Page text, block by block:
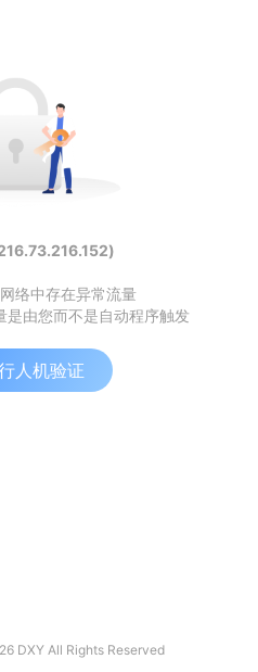
络中存在异常流量
是由您而不是自动程序触发
人机验证
DXY All Rights Reserved